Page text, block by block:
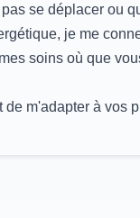
se déplacer ou
je me
soins où que
m'adapter à vos